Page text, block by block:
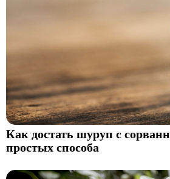
Как достать шуруп с
простых способа